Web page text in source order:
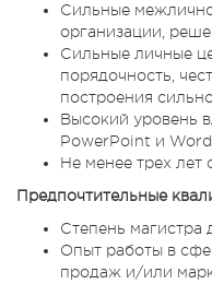
Сильные
организации,
Сильные личные
порядочность,
построения
Высокий уровень
PowerPoint и
Не менее трех лет
Предпочтительные
Степень магистра
Опыт работы в
продаж и/или